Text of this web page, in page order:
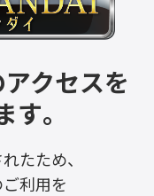
クセスを
。
たため、
利用を